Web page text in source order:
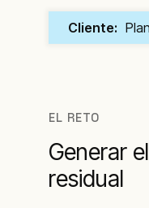
Cliente:
EL RETO
Generar
residual